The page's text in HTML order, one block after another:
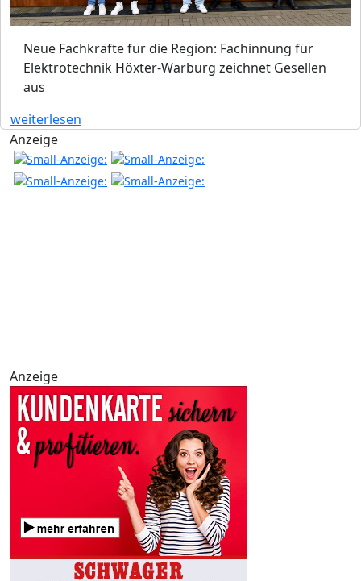
Neue Fachkräfte für die Region: Fachinnung für
Elektrotechnik Höxter-Warburg zeichnet Gesellen
aus
weiterlesen
Anzeige
Anzeige